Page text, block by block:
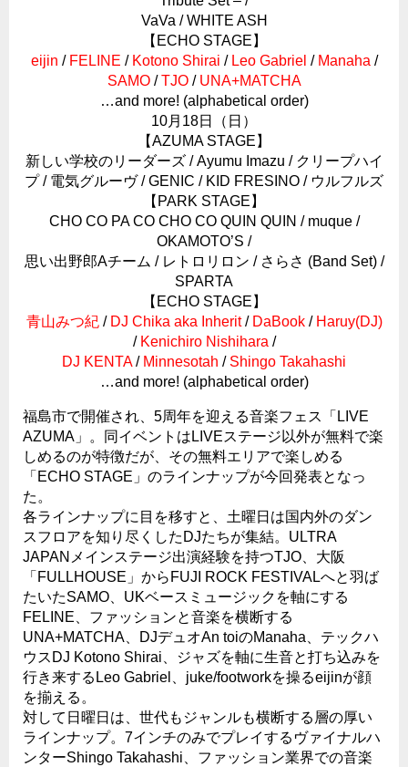
VaVa / WHITE ASH
【ECHO STAGE】
eijin / FELINE / Kotono Shirai / Leo Gabriel / Manaha /
SAMO/TJO/ UNA+MATCHA
…and more! (alphabetical order)
10月18日（日）
【AZUMA STAGE】
新しい学校のリーダーズ / Ayumu Imazu / クリープハイ
プ / 電気グルーヴ / GENIC / KID FRESINO / ウルフルズ
【PARK STAGE】
CHO CO PA CO CHO CO QUIN QUIN / muque /
OKAMOTO’S /
思い出野郎Aチーム / レトロリロン / さらさ (Band Set) /
SPARTA
【ECHO STAGE】
青山みつ紀/ DJ Chika aka Inherit/ DaBook/ Haruy(DJ)
/ Kenichiro Nishihara /
DJ KENTA/ Minnesotah / Shingo Takahashi
…and more! (alphabetical order)
福島市で開催され、5周年を迎える音楽フェス「LIVE
AZUMA」。同イベントはLIVEステージ以外が無料で楽
しめるのが特徴だが、その無料エリアで楽しめる
「ECHO STAGE」のラインナップが今回発表となっ
た。
各ラインナップに目を移すと、土曜日は国内外のダン
スフロアを知り尽くしたDJたちが集結。ULTRA
JAPANメインステージ出演経験を持つTJO、大阪
「FULLHOUSE」からFUJI ROCK FESTIVALへと羽ば
たいたSAMO、UKベースミュージックを軸にする
FELINE、ファッションと音楽を横断する
UNA+MATCHA、DJデュオAn toiのManaha、テックハ
ウスDJ Kotono Shirai、ジャズを軸に生音と打ち込みを
行き来するLeo Gabriel、juke/footworkを操るeijinが顔
を揃える。
対して日曜日は、世代もジャンルも横断する層の厚い
ラインナップ。7インチのみでプレイするヴァイナルハ
ンターShingo Takahashi、ファッション業界での音楽